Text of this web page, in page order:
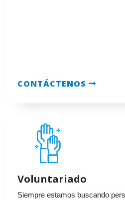
CONTÁCTENOS
Voluntariado
Siempre estamos buscando